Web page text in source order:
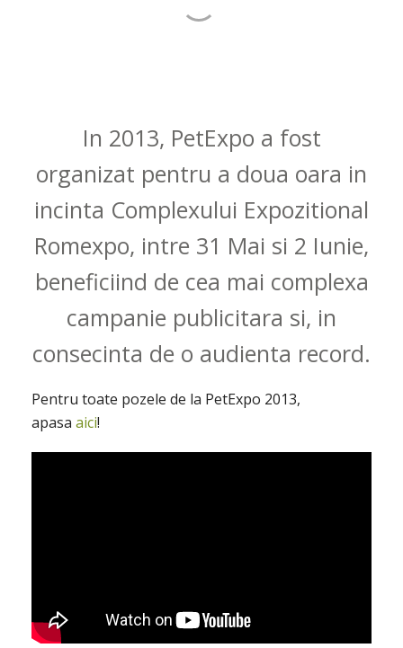
12.000 de vizitatori au fost prezenti la editia
In 2013, PetExpo a fost
organizat pentru a doua oara in
incinta Complexului Expozitional
Romexpo, intre 31 Mai si 2 Iunie,
beneficiind de cea mai complexa
campanie publicitara si, in
consecinta de o audienta record.
Pentru toate pozele de la PetExpo 2013,
apasa aici!